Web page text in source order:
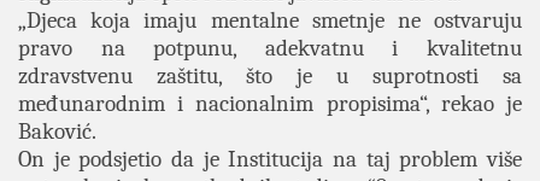
„Djeca koja imaju mentalne smetnje ne ostvaruju
pravo na potpunu, adekvatnu i kvalitetnu
zdravstvenu zaštitu, što je u suprotnosti sa
međunarodnim i nacionalnim propisima“, rekao je
Baković.
On je podsjetio da je Institucija na taj problem više